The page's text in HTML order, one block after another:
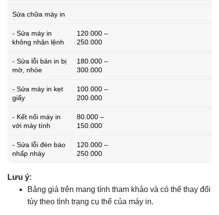
Sửa chữa máy in
- Sửa máy in
không nhận lệnh
120.000 –
250.000
- Sửa lỗi bản in bị
mờ, nhòe
180.000 –
300.000
- Sửa máy in kẹt
giấy
100.000 –
200.000
- Kết nối máy in
với máy tính
80.000 –
150.000
- Sửa lỗi đèn báo
nhấp nháy
120.000 –
250.000
Lưu ý:
Bảng giá trên mang tính tham khảo và có thể thay đổi
tùy theo tình trạng cụ thể của máy in.